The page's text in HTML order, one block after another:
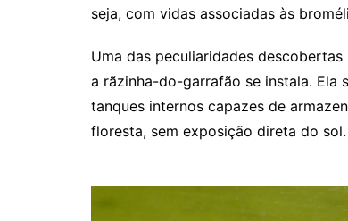
seja, com vidas associadas às
Uma das peculiaridades
a rãzinha-do-garrafão se instala. Ela
tanques internos capazes de
floresta, sem exposição direta do sol.